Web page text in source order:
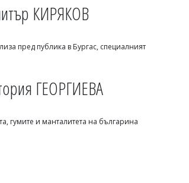
губи работниците от
Европа: 45 000 повече си
КИРЯКОВ
пред публика в Бургас, специалният
ГЕОРГИЕВА
гумите и манталитета на българина